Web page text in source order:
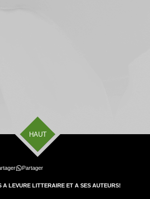
HAUT
Partager
A LEVURE LITTERAIRE ET A SES AUTEURS!